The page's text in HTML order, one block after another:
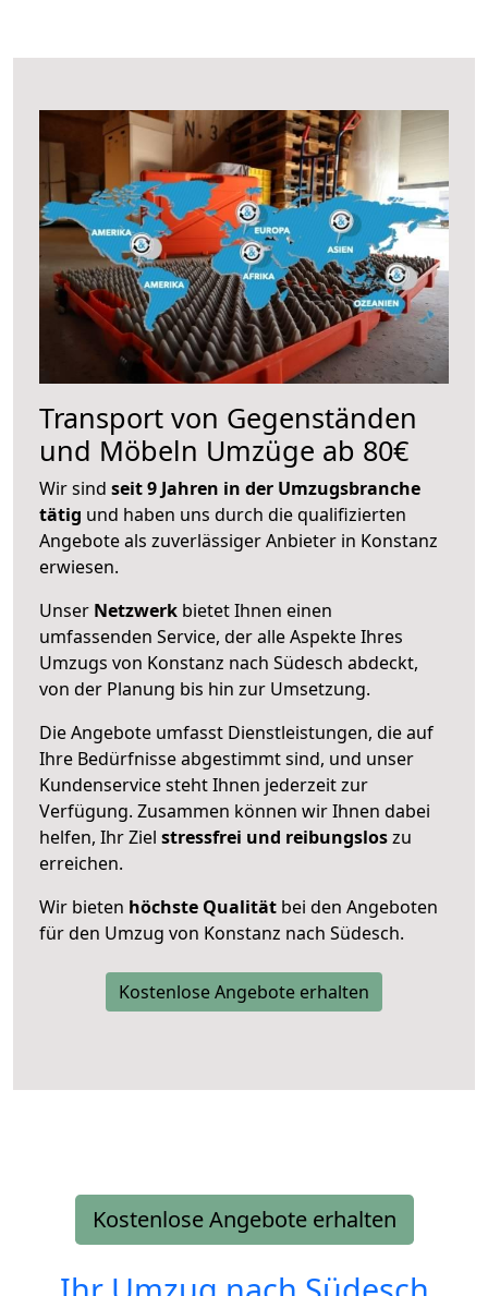
Transport von Gegenständen
und Möbeln Umzüge ab 80€
Wir sind seit 9 Jahren in der Umzugsbranche
tätig und haben uns durch die qualifizierten
Angebote als zuverlässiger Anbieter in Konstanz
erwiesen.
Unser Netzwerk bietet Ihnen einen
umfassenden Service, der alle Aspekte Ihres
Umzugs von Konstanz nach Südesch abdeckt,
von der Planung bis hin zur Umsetzung.
Die Angebote umfasst Dienstleistungen, die auf
Ihre Bedürfnisse abgestimmt sind, und unser
Kundenservice steht Ihnen jederzeit zur
Verfügung. Zusammen können wir Ihnen dabei
helfen, Ihr Ziel stressfrei und reibungsloszu
erreichen.
Wir bieten höchste Qualität bei den Angeboten
für den Umzug von Konstanz nach Südesch.
Kostenlose Angebote erhalten
Kostenlose Angebote erhalten